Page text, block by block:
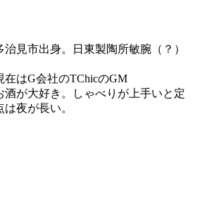
治見市出身。日東製陶所敏腕（？）
在はG会社のTChicのGM
酒が大好き。しゃべりが上手いと定
夜が長い。